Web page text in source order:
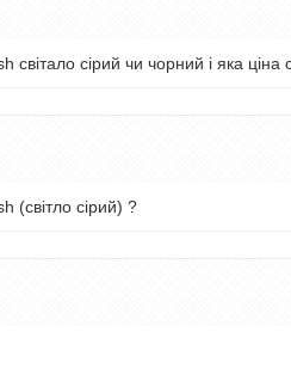
cвітало сірий чи чорний і яка ціна
(світло сірий) ?